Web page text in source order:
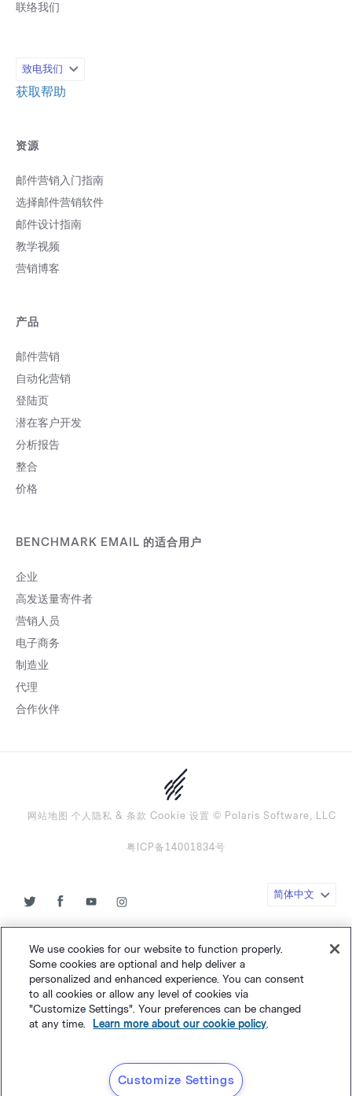
联络我们
致电我们
获取帮助
资源
邮件营销入门指南
选择邮件营销软件
邮件设计指南
教学视频
营销博客
产品
邮件营销
自动化营销
登陆页
潜在客户开发
分析报告
整合
价格
BENCHMARK EMAIL 的适合用户
企业
高发送量寄件者
营销人员
电子商务
制造业
代理
合作伙伴
网站地图 个人隐私 & 条款 Cookie 设置 © Polaris Software, LLC
粤ICP备14001834号
简体中文
We use cookies for our website to function properly.
Some cookies are optional and help deliver a
personalized and enhanced experience. You can consent
to all cookies or allow any level of cookies via
"Customize Settings". Your preferences can be changed
at any time.
Learn more about our cookie policy.
Customize Settings